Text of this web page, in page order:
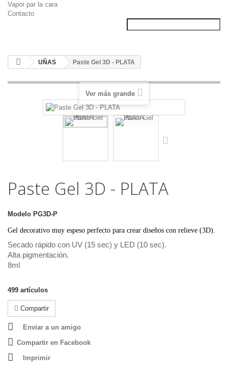
Vapor par la cara
Contacto
UÑAS Paste Gel 3D - PLATA
Ver más grande
Paste Gel 3D - PLATA
Modelo PG3D-P
Gel decorativo muy espeso perfecto para crear diseños con relieve (3D).
Secado rápido con UV (15 sec) y LED (10 sec).
Alta pigmentación.
8ml
499 artículos
Compartir
Enviar a un amigo
Compartir en Facebook
Imprimir